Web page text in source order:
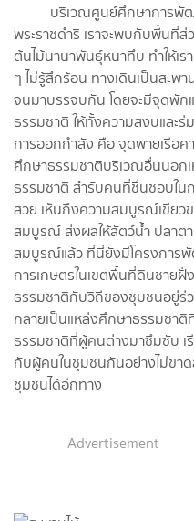
บริเวณศูนย์ศึกษาการพัฒน
พระราชดำริ เราจะพบกับพื้นที่
ต้นไม้นานาพันธุ์หนาทึบ ทำให้เร
ๆ ไม่รู้สึกร้อน ทางเดินเป็นสะพ
จนมาบรรจบกัน โดยจะมีจุดพักแ
ธรรมชาติ ให้ทั้งความสงบและ
การออกกำลัง คือ จุดพายเรือคา
ศึกษาธรรมชาติบริเวณอื่นนอก
ธรรมชาติ สำรับคนที่ชื่นชอบใน
สวย เห็นถึงความสมบูรณ์เขีย
สมบูรณ์ ส่งผลให้สัตว์น้ำ ปลาต
สมบูรณ์แล้ว ที่นี่ยังมีโครงการ
การเกษตรในเขตพื้นที่ดินชาย
ธรรมชาติกับวิถีของชุมชนอยู่ร่
กลายเป็นแหล่งศึกษาธรรมชาติ
ธรรมชาติที่ผู้คนต่างมาซึมซับ เ
กับผู้คนในชุมชนกันอย่างไม่ขาด
ชุมชนได้อีกทาง
Advertisement